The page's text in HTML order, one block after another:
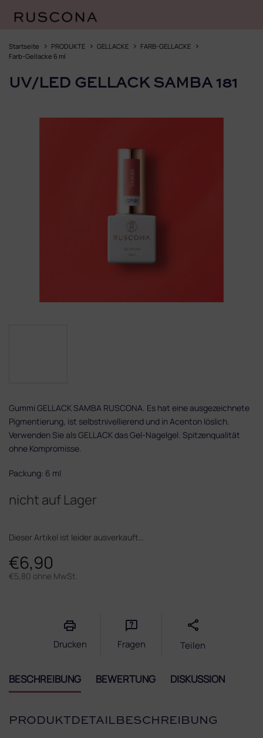
Inhalt
springen
Startseite PRODUKTE GELLACKE
FARB-GELLACKE
Farb-Gellacke 6 ml
UV/LED GELLACK SAMBA 181
€6,90
€5,80 ohne MwSt.
nicht auf Lager
Dieser Artikel ist leider ausverkauft…
Gummi GELLACK SAMBA RUSCONA. Es hat eine ausgezeichnete
Pigmentierung, ist selbstnivellierend und in Acenton löslich.
Verwenden Sie als GELLACK das Gel-Nagelgel. Spitzenqualität
ohne Kompromisse.
Packung: 6 ml
Drucken Fragen Teilen
BESCHREIBUNG BEWERTUNG DISKUSSION
PRODUKTDETAILBESCHREIBUNG